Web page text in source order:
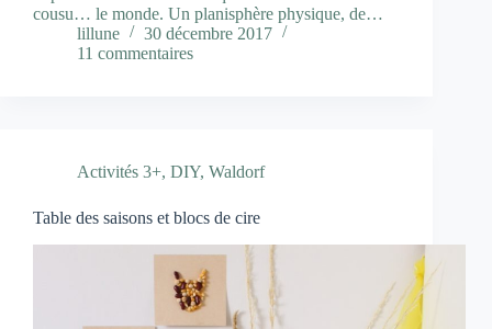
cousu… le monde. Un planisphère physique, de…
lillune
30 décembre 2017
11 commentaires
Activités 3+, DIY, Waldorf
Table des saisons et blocs de cire